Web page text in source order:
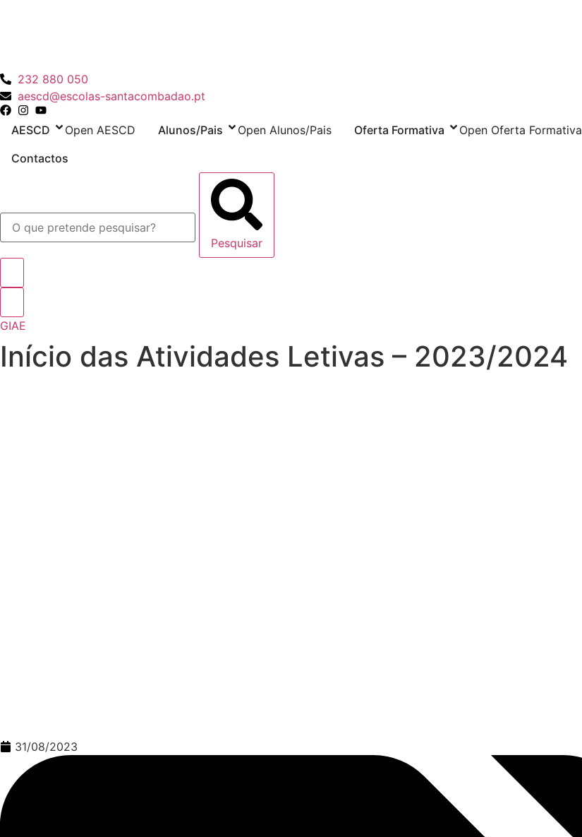
232 880 050
aescd@escolas-santacombadao.pt
AESCD Open AESCD Alunos/Pais Open Alunos/Pais Oferta Formativa Open Oferta Formativa
Contactos
Pesquisar
GIAE
Início das Atividades Letivas – 2023/2024
31/08/2023